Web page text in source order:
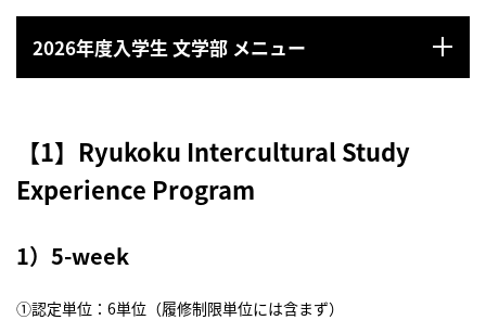
2026年度入学生 文学部 メニュー
【1】Ryukoku Intercultural Study
Experience Program
1）5-week
①認定単位：6単位（履修制限単位には含まず）